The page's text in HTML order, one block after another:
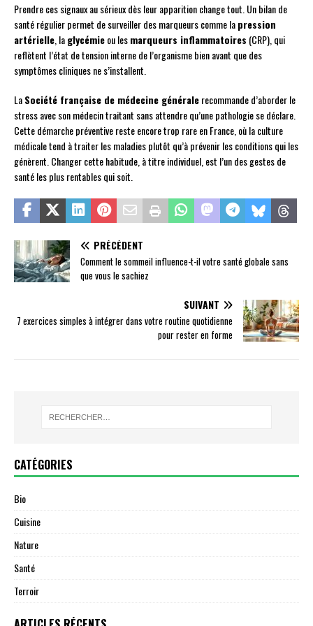
Prendre ces signaux au sérieux dès leur apparition change tout. Un bilan de
santé régulier permet de surveiller des marqueurs comme lapression
artérielle , laglycémieou lesmarqueurs inflammatoires (CRP), qui
reflètent l’état de tension interne de l’organisme bien avant que des
symptômes cliniques ne s’installent.
LaSociété française de médecine généralerecommande d’aborder le
stress avec son médecin traitant sans attendre qu’une pathologie se déclare.
Cette démarche préventive reste encore trop rare en France, où la culture
médicale tend à traiter les maladies plutôt qu’à prévenir les conditions qui les
génèrent. Changer cette habitude, à titre individuel, est l’un des gestes de
santé les plus rentables qui soit.
PRÉCÉDENT
Comment le sommeil influence-t-il votre santé globale sans
que vous le sachiez
SUIVANT
7 exercices simples à intégrer dans votre routine quotidienne
pour rester en forme
CATÉGORIES
Bio
Cuisine
Nature
Santé
Terroir